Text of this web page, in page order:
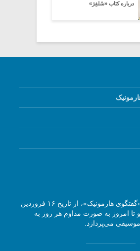
درباره کتاب «سُلفِژ»
مجله آنلاین موسیقی «گفتگوی هارمونیک»، از تاریخ ۱۶ فروردین
و تا امروز به صورت مداوم هر روز به
موسیقی می‌پردازد.